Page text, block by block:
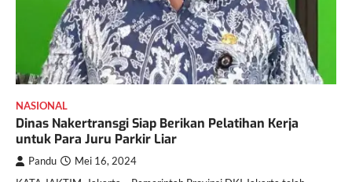
NASIONAL
Dinas Nakertransgi Siap Berikan Pelatihan Kerja
untuk Para Juru Parkir Liar
Pandu Mei 16, 2024